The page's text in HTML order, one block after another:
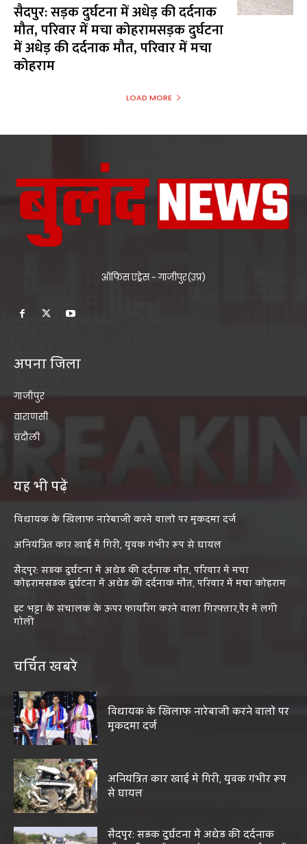
सैदपुर: सड़क दुर्घटना में अधेड़ की दर्दनाक
मौत, परिवार में मचा कोहरामसड़क दुर्घटना
में अधेड़ की दर्दनाक मौत, परिवार में मचा
कोहराम
LOAD MORE
ऑफिस एड्रेस - गाजीपुर(उप्र)
अपना जिला
गाजीपुर
वाराणसी
चंदौली
यह भी पढ़ें
विधायक के खिलाफ नारेबाजी करने वालों पर मुकदमा दर्ज
अनियंत्रित कार खाई में गिरी, युवक गंभीर रूप से घायल
सैदपुर: सड़क दुर्घटना में अधेड़ की दर्दनाक मौत, परिवार में मचा
कोहरामसड़क दुर्घटना में अधेड़ की दर्दनाक मौत, परिवार में मचा कोहराम
इट भट्टा के संचालक के ऊपर फायरिंग करने वाला गिरफ्तार,पैर में लगी
गोली
चर्चित खबरें
विधायक के खिलाफ नारेबाजी करने वालों पर
मुकदमा दर्ज
अनियंत्रित कार खाई में गिरी, युवक गंभीर रूप
से घायल
सैदपुर: सड़क दुर्घटना में अधेड़ की दर्दनाक